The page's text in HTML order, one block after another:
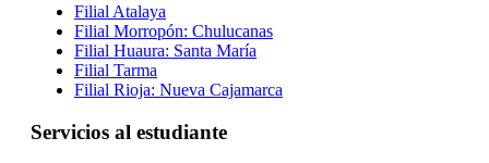
Filial Atalaya
Filial Morropón: Chulucanas
Filial Huaura: Santa María
Filial Tarma
Filial Rioja: Nueva Cajamarca
Servicios al estudiante